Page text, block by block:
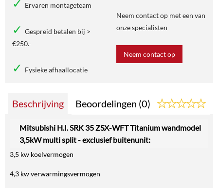
Ervaren montageteam
Gespreid betalen bij >
€250.-
Fysieke afhaallocatie
Neem contact op met een van
onze specialisten
Neem contact op
Beschrijving Beoordelingen (0)
Mitsubishi H.I. SRK 35 ZSX-WFT Titanium wandmodel
3,5kW multi split - exclusief buitenunit:
3,5 kw koelvermogen
4,3 kw verwarmingsvermogen